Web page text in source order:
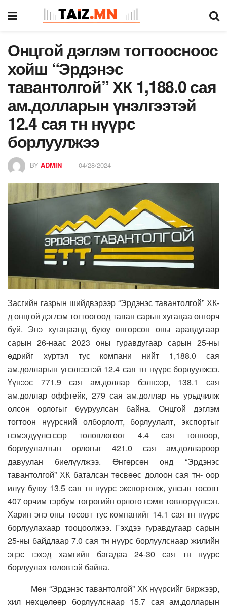
Онцгой дэглэм тогтоосноос
хойш “Эрдэнэс
тавантолгой” ХК 1,188.0 сая
ам.долларын үнэлгээтэй
12.4 сая тн нүүрс
борлуулжээ
BY ADMIN 04/28/2024
Засгийн газрын шийдвэрээр “Эрдэнэс тавантолгой” ХК-
д онцгой дэглэм тогтоогоод таван сарын хугацаа өнгөрч
буй. Энэ хугацаанд буюу өнгөрсөн оны аравдугаар
сарын 26-наас 2023 оны гуравдугаар сарын 25-ны
өдрийг хүртэл тус компани нийт 1,188.0 сая
ам.долларын үнэлгээтэй 12.4 сая тн нүүрс борлуулжээ.
Үүнээс 771.9 сая ам.доллар бэлнээр, 138.1 сая
ам.доллар оффтейк, 279 сая ам.доллар нь урьдчилж
олсон орлогыг бууруулсан байна. Онцгой дэглэм
тогтоон нүүрсний олборлолт, борлуулалт, экспортыг
нэмэгдүүлснээр төлөвлөгөөг 4.4 сая тонноор,
борлуулалтын орлогыг 421.0 сая ам.доллароор
давуулан биелүүлжээ. Өнгөрсөн онд “Эрдэнэс
тавантолгой” ХК баталсан төсвөөс долоон сая тн- оор
илүү буюу 13.5 сая тн нүүрс экспортолж, улсын төсөвт
407 орчим тэрбум төгрөгийн орлого нэмж төвлөрүүлсэн.
Харин энэ оны төсөвт тус компанийг 14.1 сая тн нүүрс
борлуулахаар тооцоолжээ. Гэхдээ гуравдугаар сарын
25-ны байдлаар 7.0 сая тн нүүрс борлуулснаар жилийн
эцэс гэхэд хамгийн багадаа 24-30 сая тн нүүрс
борлуулах төлөвтэй байна.
Мөн “Эрдэнэс тавантолгой” ХК нүүрсийг биржээр,
хил нөхцөлөөр борлуулснаар 15.7 сая ам.долларын